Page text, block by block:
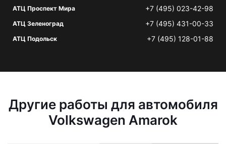
АТЦ Проспект Мира +7 (495) 023-42-98
АТЦ Зеленоград +7 (495) 431-00-33
АТЦ Подольск +7 (495) 128-01-88
Другие работы для автомобиля
Volkswagen Amarok